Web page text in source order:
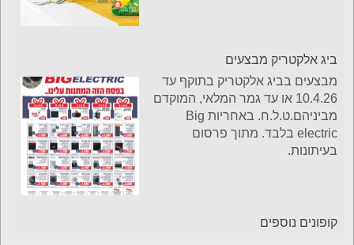
ביג אלקטריק מבצעים
מבצעים בביג אלקטריק בתוקף עד
10.4.26 או עד גמר המלאי, המוקדם
מביניהם.ט.ל.ח. באחריות Big
electric בלבד. מתוך פרסום
בעיתונות.
קופונים נוספים